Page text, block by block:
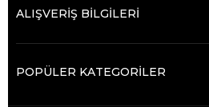
ALIŞVERİŞ BİLGİLERİ
POPÜLER KATEGORİLER